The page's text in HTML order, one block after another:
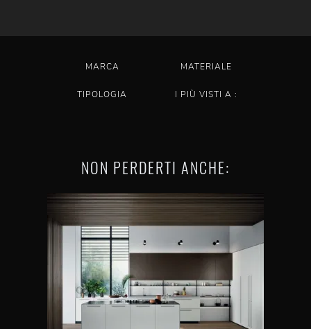
MARCA MATERIALE
TIPOLOGIA I PIÙ VISTI A :
NON PERDERTI ANCHE: